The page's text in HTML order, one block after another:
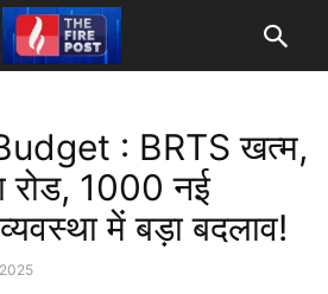
: BRTS खत्म,
रोड, 1000 नई
में बड़ा बदलाव!